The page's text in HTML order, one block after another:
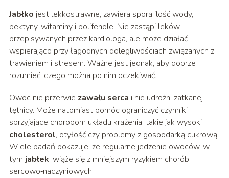
Jabłko jest lekkostrawne, zawiera sporą ilość wody,
pektyny, witaminy i polifenole. Nie zastąpi leków
przepisywanych przez kardiologa, ale może działać
wspierająco przy łagodnych dolegliwościach związanych z
trawieniem i stresem. Ważne jest jednak, aby dobrze
rozumieć, czego można po nim oczekiwać.
Owoc nie przerwie zawału serca i nie udrożni zatkanej
tętnicy. Może natomiast pomóc ograniczyć czynniki
sprzyjające chorobom układu krążenia, takie jak wysoki
cholesterol, otyłość czy problemy z gospodarką cukrową.
Wiele badań pokazuje, że regularne jedzenie owoców, w
tym jabłek, wiąże się z mniejszym ryzykiem chorób
sercowo‑naczyniowych.